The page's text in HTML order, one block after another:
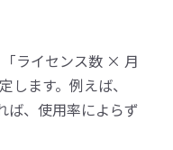
ライセンス数 × 月
ます。例えば、
ば、使用率によらず